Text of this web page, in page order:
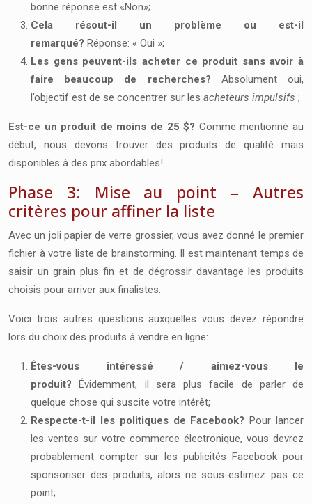
bonne réponse est «Non»;
Cela résout-il un problème ou est-il
remarqué? Réponse: « Oui »;
Les gens peuvent-ils acheter ce produit sans avoir à
faire beaucoup de recherches? Absolument oui,
l’objectif est de se concentrer sur les acheteurs impulsifs ;
Est-ce un produit de moins de 25 $? Comme mentionné au
début, nous devons trouver des produits de qualité mais
disponibles à des prix abordables!
Phase 3: Mise au point – Autres
critères pour affiner la liste
Avec un joli papier de verre grossier, vous avez donné le premier
fichier à votre liste de brainstorming. Il est maintenant temps de
saisir un grain plus fin et de dégrossir davantage les produits
choisis pour arriver aux finalistes.
Voici trois autres questions auxquelles vous devez répondre
lors du choix des produits à vendre en ligne:
Êtes-vous intéressé / aimez-vous le
produit?Évidemment, il sera plus facile de parler de
quelque chose qui suscite votre intérêt;
Respecte-t-il les politiques de Facebook?Pour lancer
les ventes sur votre commerce électronique, vous devrez
probablement compter sur les publicités Facebook pour
sponsoriser des produits, alors ne sous-estimez pas ce
point;